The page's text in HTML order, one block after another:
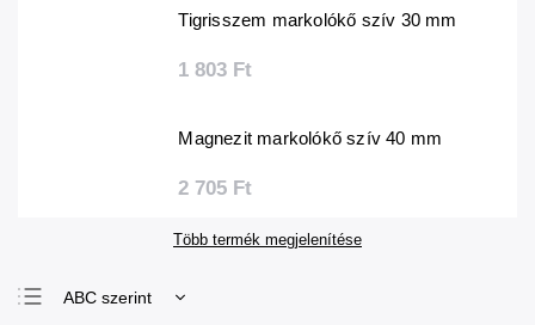
Tigrisszem markolókő szív 30 mm
1 803 Ft
Magnezit markolókő szív 40 mm
2 705 Ft
Több termék megjelenítése
ABC szerint